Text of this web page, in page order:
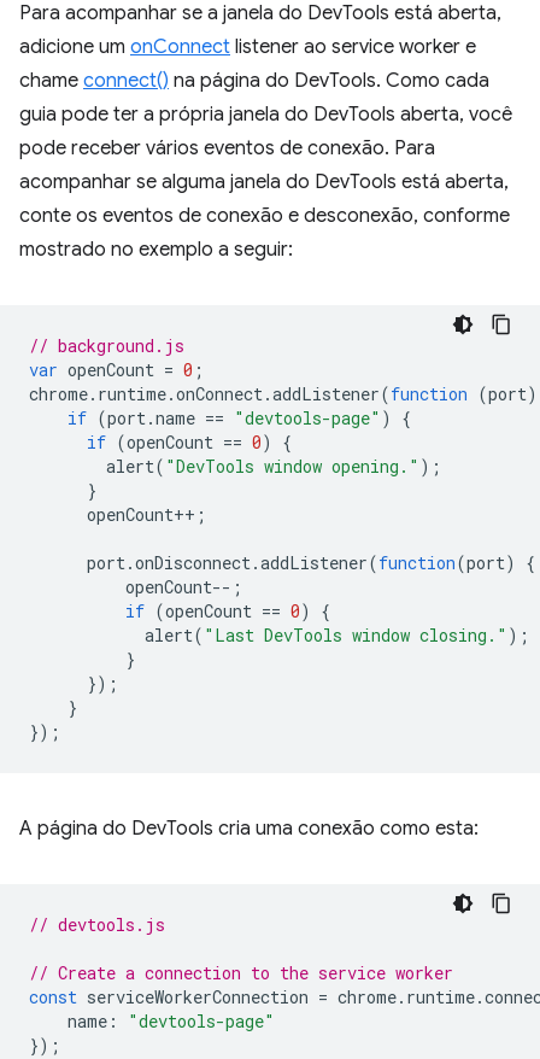
Para acompanhar se a janela do DevTools está aberta,
adicione um onConnect listener ao service worker e
chame connect() na página do DevTools. Como cada
guia pode ter a própria janela do DevTools aberta, você
pode receber vários eventos de conexão. Para
acompanhar se alguma janela do DevTools está aberta,
conte os eventos de conexão e desconexão, conforme
mostrado no exemplo a seguir:
// background.js
var openCount = 0 ;
chrome. runtime.onConnect.addListener(function (port)
if (port.name == "devtools-page" )
{
if (openCount == 0)
{
alert( "DevTools window opening." );
}
openCount++ ;
port.onDisconnect.addListener(function(port)
{
openCount-- ;
if (openCount == 0)
{
alert( "Last DevTools window closing." );
}
});
}
});
A página do DevTools cria uma conexão como esta:
// devtools.js
// Create a connection to the service worker
const serviceWorkerConnection = chrome. runtime.
name :
"devtools-page"
});